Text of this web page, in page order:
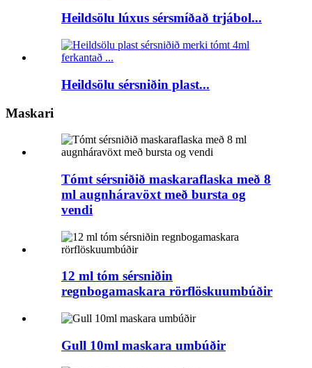
Heildsölu lúxus sérsmíðað trjábol...
Heildsölu sérsniðin plast...
Maskari
Tómt sérsniðið maskaraflaska með 8
ml augnháravöxt með bursta og
vendi
12 ml tóm sérsniðin
regnbogamaskara rörflöskuumbúðir
Gull 10ml maskara umbúðir